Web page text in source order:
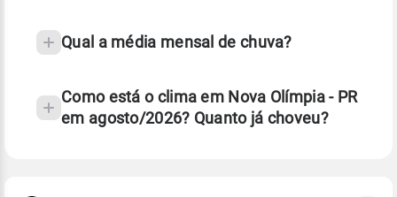
Qual a média mensal de chuva?
Como está o clima em Nova Olímpia - PR
em agosto/2026? Quanto já choveu?